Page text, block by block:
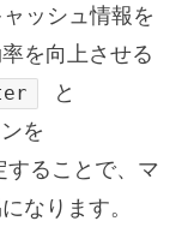
ッシュ情報を
を向上させる
と
を
することで、マ
なります。